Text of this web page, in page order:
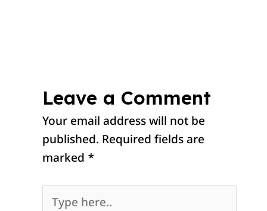
Leave a Comment
Your email address will not be
published. Required fields are
marked *
Type